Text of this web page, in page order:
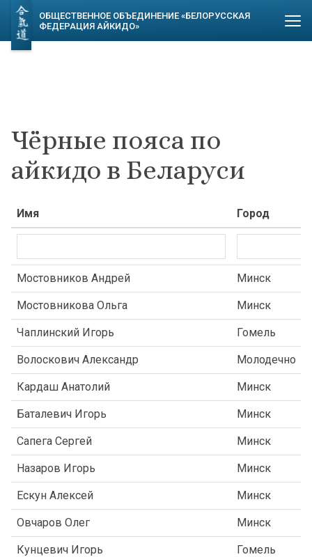
ОБЩЕСТВЕННОЕ ОБЪЕДИНЕНИЕ «БЕЛОРУССКАЯ
ФЕДЕРАЦИЯ АЙКИДО»
Чёрные пояса по
айкидо в Беларуси
Имя Город
Мостовников Андрей Минск
Мостовникова Ольга Минск
Чаплинский Игорь Гомель
Волоскович Александр Молодечно
Кардаш Анатолий Минск
Баталевич Игорь Минск
Сапега Сергей Минск
Назаров Игорь Минск
Ескун Алексей Минск
Овчаров Олег Минск
Кунцевич Игорь Гомель